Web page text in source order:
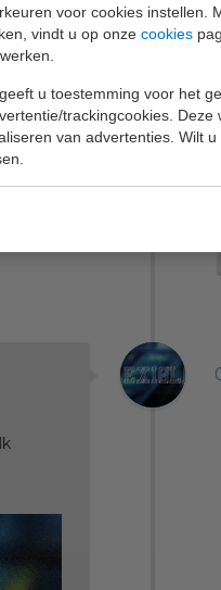
voor cookies instellen.
vindt u op onze cookies
u toestemming voor het
trackingcookies.
van advertenties. Wilt